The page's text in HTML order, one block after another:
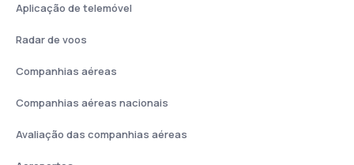
Aplicação de telemóvel
Radar de voos
Companhias aéreas
Companhias aéreas nacionais
Avaliação das companhias aéreas